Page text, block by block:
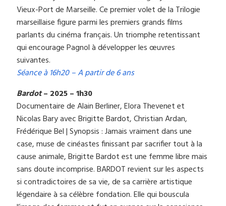
Vieux-Port de Marseille. Ce premier volet de la Trilogie
marseillaise figure parmi les premiers grands films
parlants du cinéma français. Un triomphe retentissant
qui encourage Pagnol à développer les œuvres
suivantes.
Séance à 16h20 – A partir de 6 ans
Bardot– 2025 – 1h30
Documentaire de Alain Berliner, Elora Thevenet et
Nicolas Bary avec Brigitte Bardot, Christian Ardan,
Frédérique Bel | Synopsis : Jamais vraiment dans une
case, muse de cinéastes finissant par sacrifier tout à la
cause animale, Brigitte Bardot est une femme libre mais
sans doute incomprise. BARDOT revient sur les aspects
si contradictoires de sa vie, de sa carrière artistique
légendaire à sa célèbre fondation. Elle qui bouscula